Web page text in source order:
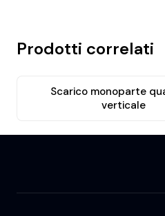
Prodotti correlati
Scarico monoparte
verticale